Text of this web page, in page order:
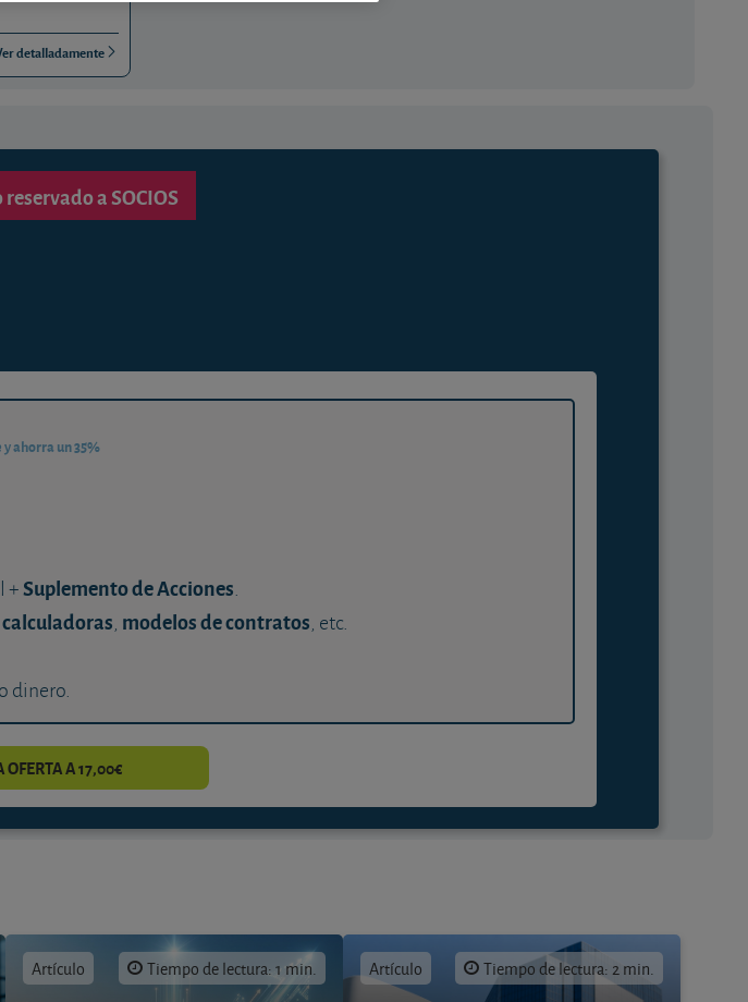
detalladamente
a SOCIOS
ahorra un 35%
+Suplemento de Acciones.
calculadoras, modelos de contratos, etc.
dinero.
OFERTA A 17,00€
Artículo Tiempo de lectura: 1 min. Artículo Tiempo de lectura: 2 min.